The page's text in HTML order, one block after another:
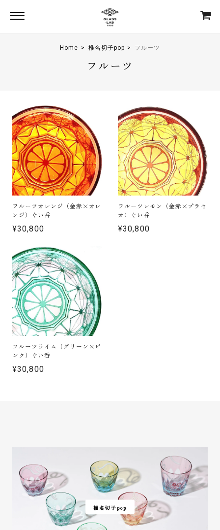
Home 椎名切子pop フルーツ
フルーツ
フルーツオレンジ（金赤×オレ
ンジ）ぐい呑
¥30,800
フルーツレモン（金赤×プラセ
オ）ぐい呑
¥30,800
フルーツライム（グリーン×ピ
ンク）ぐい呑
¥30,800
椎名切子pop